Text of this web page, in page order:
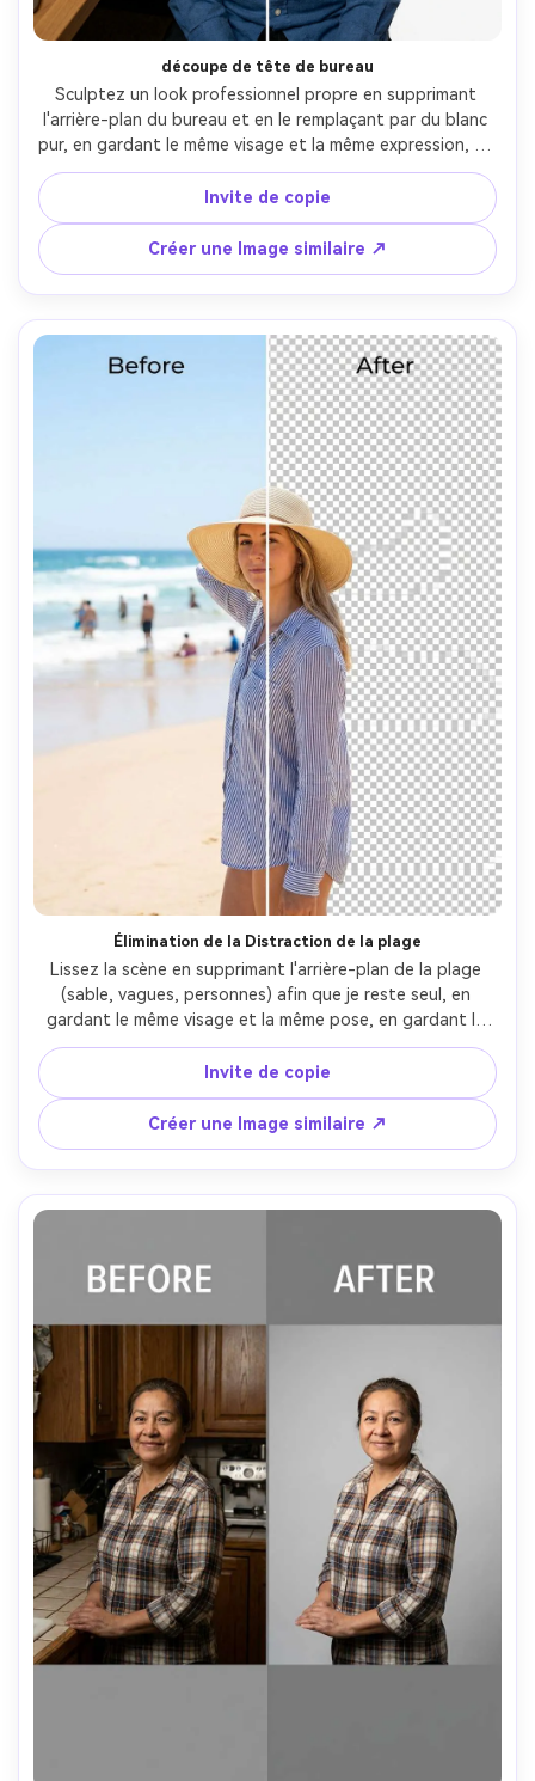
découpe de tête de bureau
Sculptez un look professionnel propre en supprimant
l'arrière-plan du bureau et en le remplaçant par du blanc
pur, en gardant le même visage et la même expression, en
gardant la même coiffure et les mêmes détails de la
tenue, en préservant l'éclairage original et l'ombre
naturelle sous le menton, en gardant les bords des
lunettes et les coutures du col intactes- -ar 4:5
Invite de copie
Créer une Image similaire ↗
Élimination de la Distraction de la plage
Lissez la scène en supprimant l'arrière-plan de la plage
(sable, vagues, personnes) afin que je reste seul, en
gardant le même visage et la même pose, en gardant la
même coiffure et les mêmes détails de la tenue, en
préservant la direction d'éclairage d'origine et le ton de
peau, en gardant les bords propres autour des brins de
cheveux et des coutures de maillot de bain- -ar 4:5
Invite de copie
Créer une Image similaire ↗